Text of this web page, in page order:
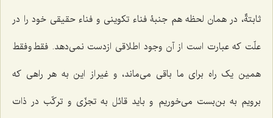
ثابتةٌ، در همان لحظه هم جنبۀ فناء تکوینی و فناء حقیقی خود را در
علّت که عبارت است از آن وجود اطلاقی ازدست نمی‌دهد. فقط و فقط
همین یک راه برای ما باقی می‌ماند، و غیر از این به هر راهی که
برویم به بن‌بست می‌خوریم و باید قائل به تجزّی و ترکّب در ذات